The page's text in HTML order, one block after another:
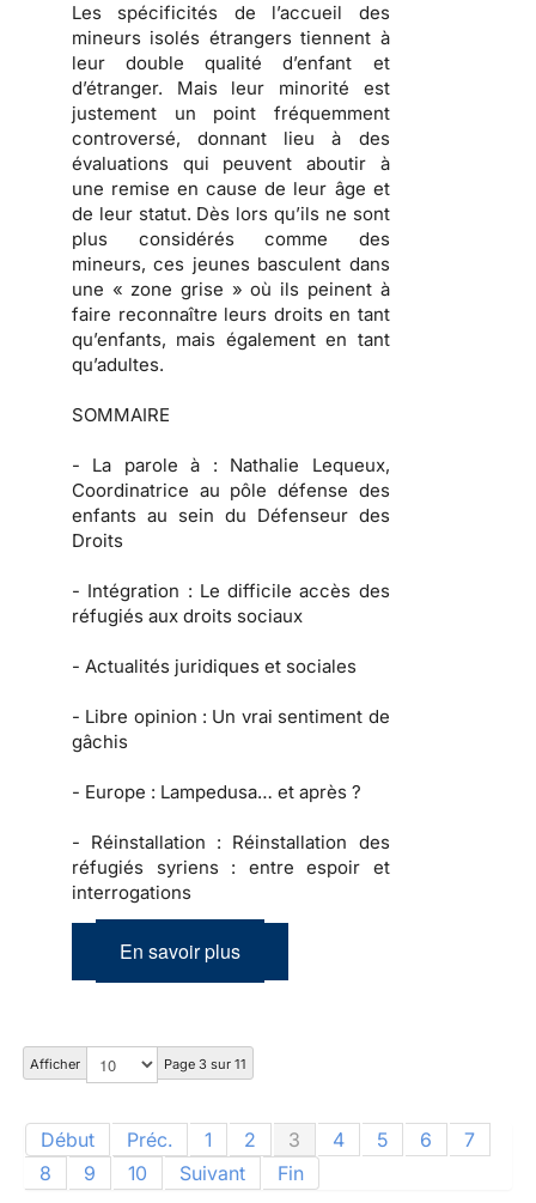
Les spécificités de l’accueil des
mineurs isolés étrangers tiennent à
leur double qualité d’enfant et
d’étranger. Mais leur minorité est
justement un point fréquemment
controversé, donnant lieu à des
évaluations qui peuvent aboutir à
une remise en cause de leur âge et
de leur statut. Dès lors qu’ils ne sont
plus considérés comme des
mineurs, ces jeunes basculent dans
une « zone grise » où ils peinent à
faire reconnaître leurs droits en tant
qu’enfants, mais également en tant
qu’adultes.
SOMMAIRE
- La parole à : Nathalie Lequeux,
Coordinatrice au pôle défense des
enfants au sein du Défenseur des
Droits
- Intégration : Le difficile accès des
réfugiés aux droits sociaux
- Actualités juridiques et sociales
- Libre opinion : Un vrai sentiment de
gâchis
- Europe : Lampedusa… et après ?
- Réinstallation : Réinstallation des
réfugiés syriens : entre espoir et
interrogations
En savoir plus
Afficher Page 3 sur 11
Début Préc. 1 2 3 4 5 6
7
8
9 10 Suivant Fin